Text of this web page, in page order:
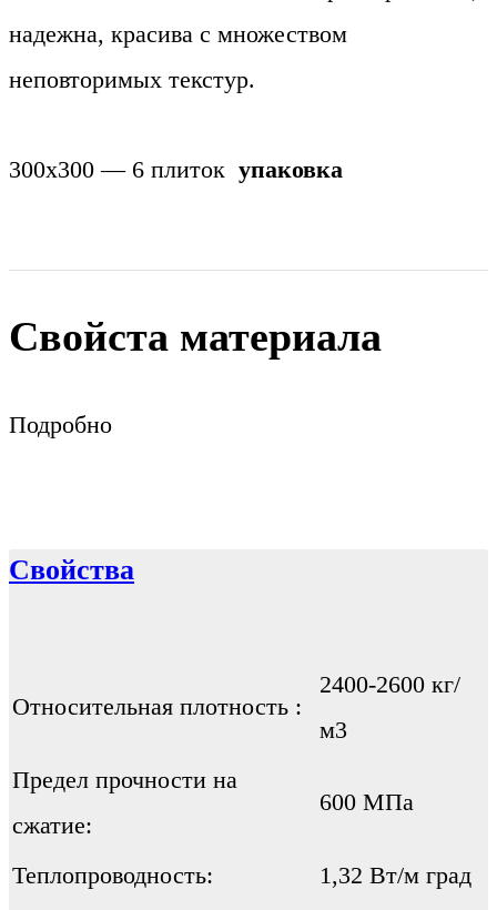
надежна, красива с множеством
неповторимых текстур.
300х300 — 6 плиток упаковка
Свойста материала
Подробно
Свойства
Относительная плотность :
2400-2600 кг/
м3
Предел прочности на
сжатие:
600 МПа
Теплопроводность: 1,32 Вт/м град